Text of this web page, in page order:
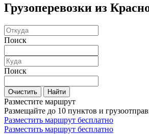
Грузоперевозки из
Поиск
Поиск
Очистить Найти
Разместите маршрут
Размещайте до 10 пунктов и
Разместить маршрут бесплатно
Разместить маршрут бесплатно